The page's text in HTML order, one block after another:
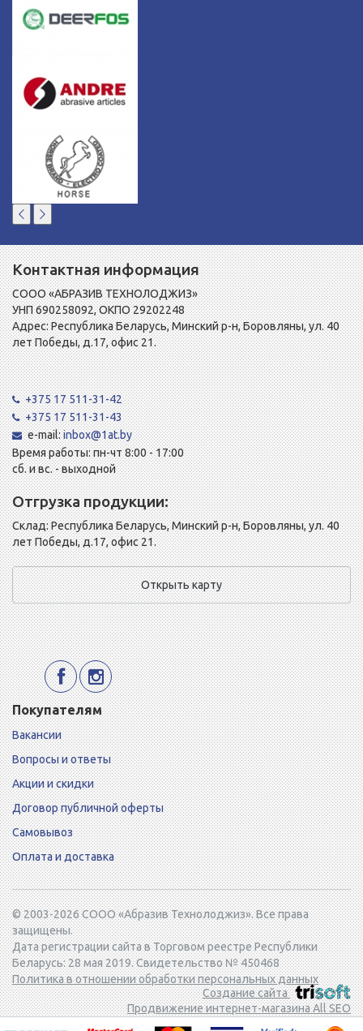
Контактная информация
СООО «АБРАЗИВ ТЕХНОЛОДЖИЗ»
УНП 690258092, ОКПО 29202248
Адрес: Республика Беларусь, Минский р-н, Боровляны, ул. 40
лет Победы, д.17, офис 21.
+375 17 511-31-42
+375 17 511-31-43
e-mail:inbox@1at.by
Время работы: пн-чт 8:00 - 17:00
сб. и вс. - выходной
Отгрузка продукции:
Склад: Республика Беларусь, Минский р-н, Боровляны, ул. 40
лет Победы, д.17, офис 21.
Открыть карту
Покупателям
Вакансии
Вопросы и ответы
Акции и скидки
Договор публичной оферты
Самовывоз
Оплата и доставка
© 2003-2026 СООО «Абразив Технолоджиз». Все права
защищены.
Дата регистрации сайта в Торговом реестре Республики
Беларусь: 28 мая 2019. Свидетельство № 450468
Политика в отношении обработки персональных данных
Создание сайта
Продвижение интернет-магазина All SEO